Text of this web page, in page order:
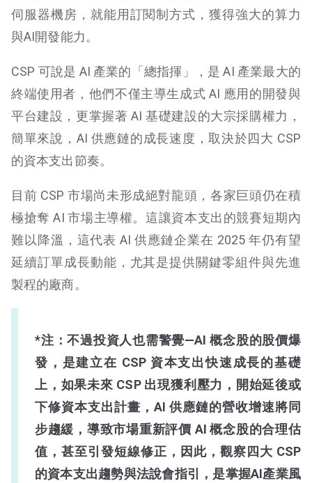
伺服器機房，就能用訂閱制方式，獲得強大的算力
與AI開發能力。
CSP 可說是 AI 產業的「總指揮」，是 AI 產業最大的
終端使用者，他們不僅主導生成式 AI 應用的開發與
平台建設，更掌握著 AI 基礎建設的大宗採購權力，
簡單來說，AI 供應鏈的成長速度，取決於四大 CSP
的資本支出節奏。
目前 CSP 市場尚未形成絕對龍頭，各家巨頭仍在積
極搶奪 AI 市場主導權。這讓資本支出的競賽短期內
難以降溫，這代表 AI 供應鏈企業在 2025 年仍有望
延續訂單成長動能，尤其是提供關鍵零組件與先進
製程的廠商。
*注：不過投資人也需警覺—AI 概念股的股價爆
發，是建立在 CSP 資本支出快速成長的基礎
上，如果未來 CSP 出現獲利壓力，開始延後或
下修資本支出計畫，AI 供應鏈的營收增速將同
步趨緩，導致市場重新評價 AI 概念股的合理估
值，甚至引發短線修正，因此，觀察四大 CSP
的資本支出趨勢與法說會指引，是掌握AI產業風